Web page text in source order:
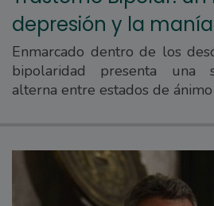
depresión y la manía
Enmarcado dentro de los
bipolaridad presenta una
alterna entre estados de